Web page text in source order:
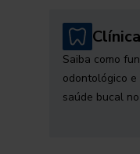
Saiba como
odontológico
saúde bucal